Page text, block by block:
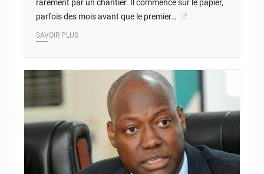
rarement par un chantier. Il commence sur le papier,
parfois des mois avant que le premier…
SAVOIR PLUS